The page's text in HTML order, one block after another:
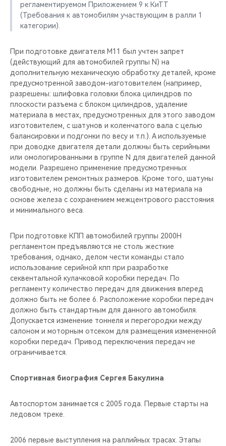
регламентируемом Приложением 9 к КиТТ
(Требования к автомобилям участвующим в ралли 1
категории).
При подготовке двигателя M11 был учтен запрет
(действующий для автомобилей группы N) на
дополнительную механическую обработку деталей, кроме
предусмотренной заводом-изготовителем (например,
разрешены: шлифовка головки блока цилиндров по
плоскости разъема с блоком цилиндров, удаление
материала в местах, предусмотренных для этого заводом
изготовителем, с шатунов и коленчатого вала с целью
балансировки и подгонки по весу и т.п.). А используемые
при доводке двигателя детали должны быть серийными
или омологированными в группе N для двигателей данной
модели. Разрешено применение предусмотренных
изготовителем ремонтных размеров. Кроме того, шатуны
свободные, но должны быть сделаны из материала на
основе железа с сохранением межцентрового расстояния
и минимального веса.
При подготовке КПП автомобилей группы 2000Н
регламентом предъявляются не столь жесткие
требования, однако, делом чести команды стало
использование серийной кпп при разработке
секвентальной кулачковой коробки передач. По
регламенту количество передач для движения вперед
должно быть не более 6. Расположение коробки передач
должно быть стандартным для данного автомобиля.
Допускается изменение тоннеля и перегородки между
салоном и моторным отсеком для размещения измененной
коробки передач. Привод переключения передач не
ограничивается.
Спортивная биография Сергея Бакулина
Автоспортом занимается с 2005 года. Первые старты на
ледовом треке.
2006 первые выступления на раллийных трасах. Этапы